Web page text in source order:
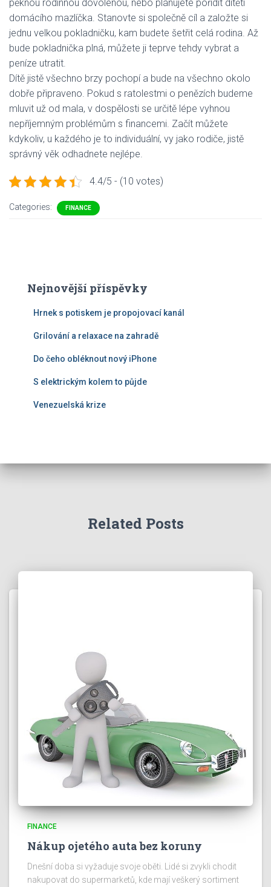
pěknou rodinnou dovolenou, nebo plánujete pořídit dítěti
domácího mazlíčka. Stanovte si společně cíl a založte si
jednu velkou pokladničku, kam budete šetřit celá rodina. Až
bude pokladnička plná, můžete ji teprve tehdy vybrat a
peníze utratit.
Dítě jistě všechno brzy pochopí a bude na všechno okolo
dobře připraveno. Pokud s ratolestmi o penězích budeme
mluvit už od mala, v dospělosti se určitě lépe vyhnou
nepříjemným problémům s financemi. Začít můžete
kdykoliv, u každého je to individuální, vy jako rodiče, jistě
správný věk odhadnete nejlépe.
4.4/5 - (10 votes)
Categories: FINANCE
Nejnovější příspěvky
Hrnek s potiskem je propojovací kanál
Grilování a relaxace na zahradě
Do čeho obléknout nový iPhone
S elektrickým kolem to půjde
Venezuelská krize
Related Posts
FINANCE
Nákup ojetého auta bez koruny
Dnešní doba si vyžaduje svoje oběti. Lidé si zvykli chodit
nakupovat do supermarketů, kde mají veškerý sortiment